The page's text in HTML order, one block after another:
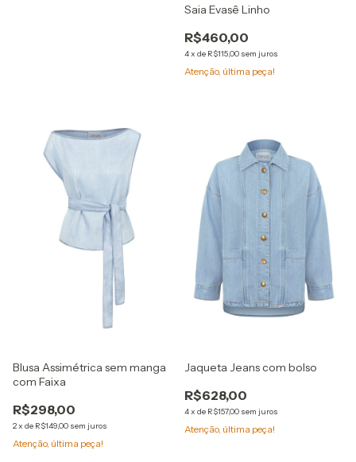
Saia Evasê Linho
R$460,00
4x de R$115,00 sem juros
Atenção, última peça!
Blusa Assimétrica sem manga
com Faixa
R$298,00
2x de R$149,00 sem juros
Atenção, última peça!
Jaqueta Jeans com bolso
R$628,00
4x de R$157,00 sem juros
Atenção, última peça!